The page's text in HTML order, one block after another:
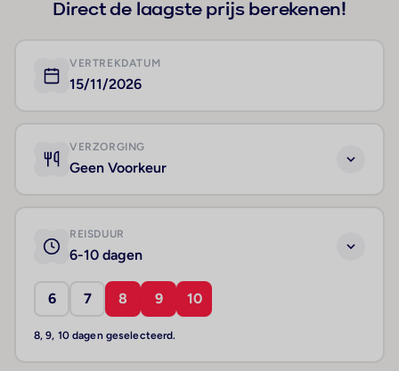
Direct de laagste prijs berekenen!
VERTREKDATUM
15/11/2026
VERZORGING
Geen Voorkeur
REISDUUR
6-10 dagen
6 7 8 9 10
8, 9, 10 dagen geselecteerd.